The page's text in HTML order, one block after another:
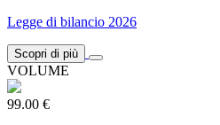
Legge di bilancio 2026
Scopri di più
VOLUME
99.00 €